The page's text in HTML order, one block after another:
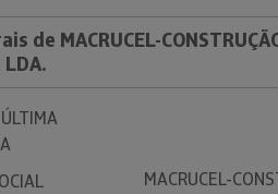
de MACRUCEL-
LDA.
MACRUCEL-